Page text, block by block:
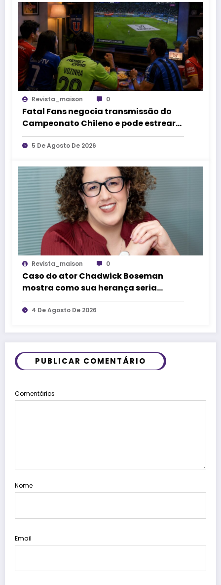
Revista_maison 0
Fatal Fans negocia transmissão do
Campeonato Chileno e pode estrear
no mercado de competições
esportivas
5 De Agosto De 2026
Revista_maison 0
Caso do ator Chadwick Boseman
mostra como sua herança seria
dividida se ocorresse no Brasil
4 De Agosto De 2026
PUBLICAR COMENTÁRIO
Comentários
Nome
Email